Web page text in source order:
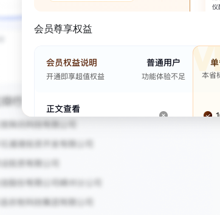
会员尊享权益